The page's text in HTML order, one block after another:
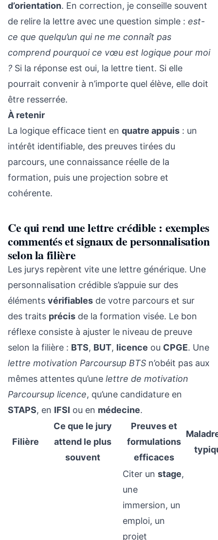
d’orientation. En correction, je conseille souvent
de relire la lettre avec une question simple : est-
ce que quelqu’un qui ne me connaît pas
comprend pourquoi ce vœu est logique pour moi
? Si la réponse est oui, la lettre tient. Si elle
pourrait convenir à n’importe quel élève, elle doit
être resserrée.
À retenir
La logique efficace tient en quatre appuis : un
intérêt identifiable, des preuves tirées du
parcours, une connaissance réelle de la
formation, puis une projection sobre et
cohérente.
Ce qui rend une lettre crédible : exemples
commentés et signaux de personnalisation
selon la filière
Les jurys repèrent vite une lettre générique. Une
personnalisation crédible s’appuie sur des
éléments vérifiables de votre parcours et sur
des traits précis de la formation visée. Le bon
réflexe consiste à ajuster le niveau de preuve
selon la filière : BTS, BUT, licence ou CPGE. Une
lettre motivation Parcoursup BTS n’obéit pas aux
mêmes attentes qu’une lettre de motivation
Parcoursup licence, qu’une candidature en
STAPS, en IFSI ou en médecine.
Filière
Ce que le jury
attend le plus
souvent
Preuves et
formulations
efficaces
Citer un stage,
une
immersion, un
emploi, un
projet